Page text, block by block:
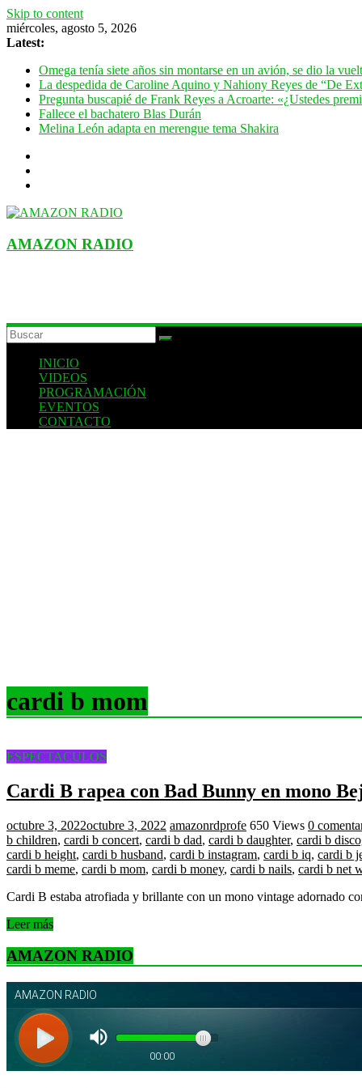
Skip to content
miércoles, agosto 5, 2026
Latest:
Omega tenía siete años sin montarse en un avión, se dio la
La despedida de Caroline Aquino y Nahiony Reyes de “De
Pregunta buscapié de Frank Reyes a Acroarte: «¿Ustedes
Fallece el bachatero Blas Durán
Melina León adapta en merengue tema Shakira
AMAZON RADIO
INICIO
VIDEOS
PROGRAMACIÓN
EVENTOS
CONTACTO
cardi b mom
ESPECTACULOS
Cardi B rapea con Bad Bunny en mono
octubre 3, 2022octubre 3, 2022 amazonrdprofe 650 Views 0
b children, cardi b concert, cardi b dad, cardi b daughter, cardi b
cardi b height, cardi b husband, cardi b instagram, cardi b iq, cardi b
cardi b meme, cardi b mom, cardi b money, cardi b nails, cardi b net
Cardi B estaba atrofiada y brillante con un mono vintage adornado
Leer más
AMAZON RADIO